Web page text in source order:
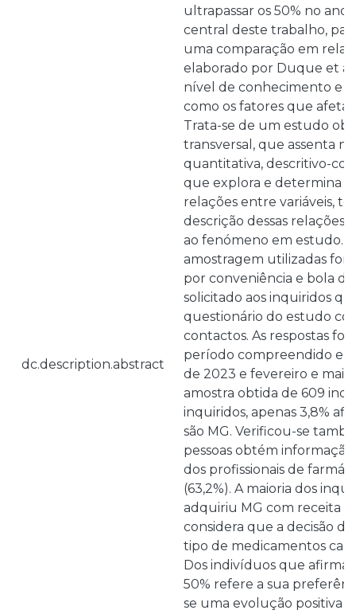
dc.description.abstract
ultrapassar os 50% no ano
central deste trabalho,
uma comparação em
elaborado por Duque et
nível de conhecimento e
como os fatores que
Trata-se de um estudo
transversal, que assenta
quantitativa, descritivo-
que explora e determina a
relações entre variáveis,
descrição dessas relações
ao fenómeno em estudo.
amostragem utilizadas
por conveniência e bola
solicitado aos inquiridos
questionário do estudo
contactos. As respostas
período compreendido
de 2023 e fevereiro e maio
amostra obtida de 609
inquiridos, apenas 3,8%
são MG. Verificou-se
pessoas obtém
dos profissionais de
(63,2%). A maioria dos
adquiriu MG com receita
considera que a decisão
tipo de medicamentos
Dos indivíduos que
50% refere a sua
se uma evolução positiva